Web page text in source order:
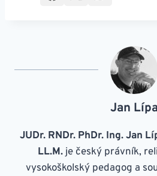
Jan Lípa
JUDr. RNDr. PhDr. Ing. Jan
LL.M. je český právník,
vysokoškolský pedagog a